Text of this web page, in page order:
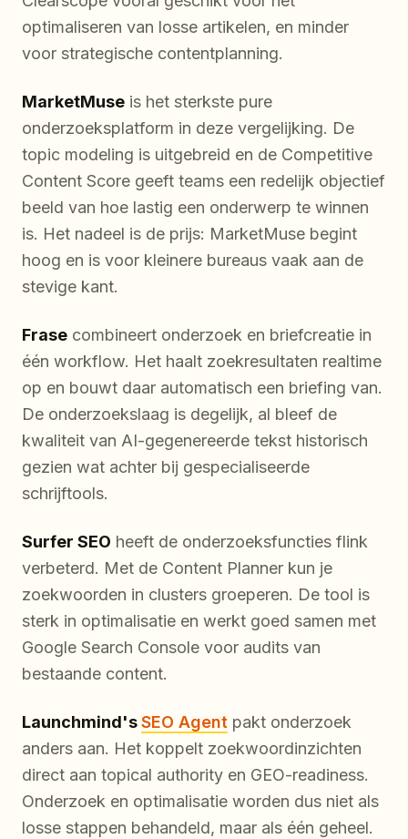
optimaliseren van losse artikelen, en minder
voor strategische contentplanning.
MarketMuse is het sterkste pure
onderzoeksplatform in deze vergelijking. De
topic modeling is uitgebreid en de Competitive
Content Score geeft teams een redelijk objectief
beeld van hoe lastig een onderwerp te winnen
is. Het nadeel is de prijs: MarketMuse begint
hoog en is voor kleinere bureaus vaak aan de
stevige kant.
Frase combineert onderzoek en briefcreatie in
één workflow. Het haalt zoekresultaten realtime
op en bouwt daar automatisch een briefing van.
De onderzoekslaag is degelijk, al bleef de
kwaliteit van AI-gegenereerde tekst historisch
gezien wat achter bij gespecialiseerde
schrijftools.
Surfer SEO heeft de onderzoeksfuncties flink
verbeterd. Met de Content Planner kun je
zoekwoorden in clusters groeperen. De tool is
sterk in optimalisatie en werkt goed samen met
Google Search Console voor audits van
bestaande content.
Launchmind'sSEO Agent pakt onderzoek
anders aan. Het koppelt zoekwoordinzichten
direct aan topical authority en GEO-readiness.
Onderzoek en optimalisatie worden dus niet als
losse stappen behandeld, maar als één geheel.